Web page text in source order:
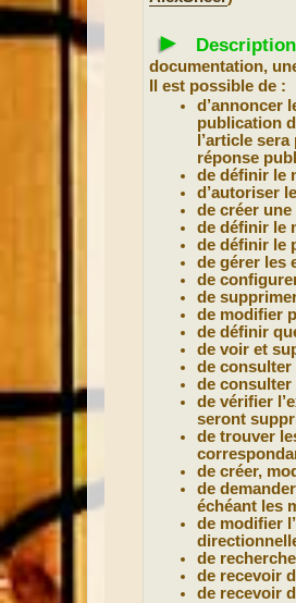
►
documentation,
Il est possible de :
d’annoncer
publication
l’article
réponse
de définir le
d’autoriser
de créer
de définir le
de définir le
de gérer les
de
de
de modifier
de définir
de voir et
de consulter
de consulter
de vérifier
seront
de trouver
de créer,
de
échéant les
de modifier
de
de recevoir
de recevoir